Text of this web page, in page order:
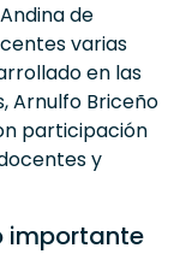
de
varias
en las
Arnulfo Briceño
participación
y
importante